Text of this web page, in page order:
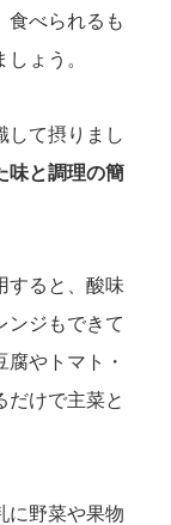
食べられるも
ょう。
して摂りまし
味と調理の簡
すると、酸味
ンジもできて
やトマト・
だけで主菜と
に野菜や果物